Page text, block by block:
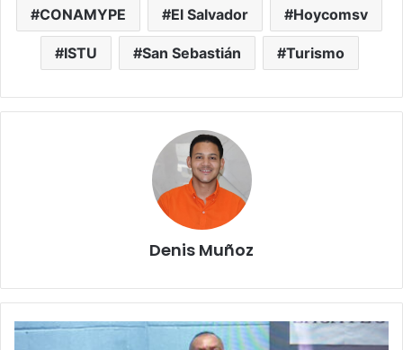
CONAMYPE El Salvador Hoycomsv
ISTU San Sebastián Turismo
Denis Muñoz
Envían